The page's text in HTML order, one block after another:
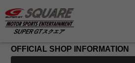
OFFICIAL SHOP INFORMATION